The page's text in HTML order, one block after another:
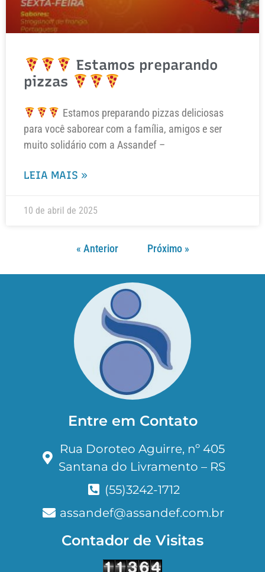
Estamos preparando
pizzas
Estamos preparando pizzas deliciosas
para você saborear com a família, amigos e ser
muito solidário com a Assandef –
LEIA MAIS »
10 de abril de 2025
« Anterior Próximo »
Entre em Contato
Rua Doroteo Aguirre, nº 405
Santana do Livramento – RS
(55)3242-1712
assandef@assandef.com.br
Contador de Visitas